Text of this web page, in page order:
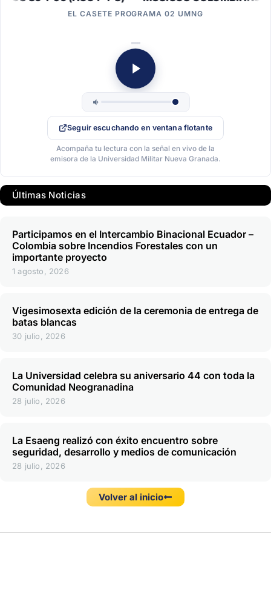
EL CASETE PROGRAMA 02 UMNG
Seguir escuchando en ventana flotante
Acompaña tu lectura con la señal en vivo de la
emisora de la Universidad Militar Nueva Granada.
Últimas Noticias
Participamos en el Intercambio Binacional Ecuador –
Colombia sobre Incendios Forestales con un
importante proyecto
1 agosto, 2026
Vigesimosexta edición de la ceremonia de entrega de
batas blancas
30 julio, 2026
La Universidad celebra su aniversario 44 con toda la
Comunidad Neogranadina
28 julio, 2026
La Esaeng realizó con éxito encuentro sobre
seguridad, desarrollo y medios de comunicación
28 julio, 2026
Volver al inicio